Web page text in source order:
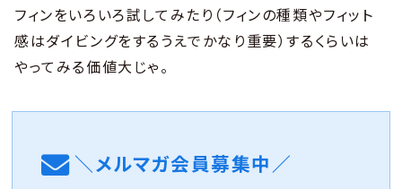
フィンをいろいろ試してみたり（フィンの種類やフィット
感はダイビングをするうえでかなり重要）するくらいは
やってみる価値大じゃ。
＼メルマガ会員募集中／